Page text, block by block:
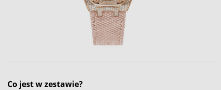
Co jest w zestawie?